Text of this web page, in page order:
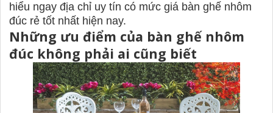
hiểu ngay địa chỉ uy tín có mức giá bàn ghế nhôm
đúc rẻ tốt nhất hiện nay.
Những ưu điểm của bàn ghế nhôm
đúc không phải ai cũng biết